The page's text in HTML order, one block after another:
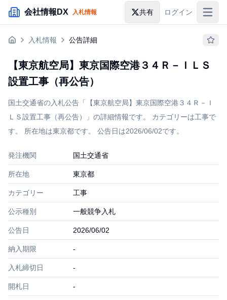
メインコンテンツにスキップ
会社情報DX 入札情報 共有 ログイン
入札情報
助成金・補助金
入札情報 公告詳細
【東京航空局】東京国際空港３４Ｒ－ＩＬＳ
設置工事（再公告）
国土交通省の入札公告「【東京航空局】東京国際空港３４Ｒ－Ｉ
ＬＳ設置工事（再公告）」の詳細情報です。 カテゴリーは工事で
す。 所在地は東京都です。 公告日は2026/06/02です。
発注機関 国土交通省
所在地 東京都
カテゴリー 工事
公示種別 一般競争入札
公告日 2026/06/02
納入期限 -
入札締切日 -
開札日 -